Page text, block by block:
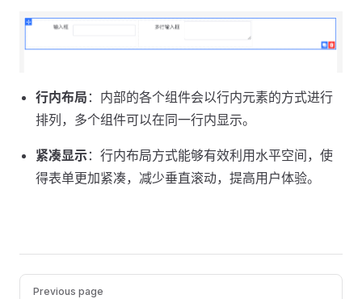
行内布局 ：内部的各个组件会以行内元素的方式进行
排列，多个组件可以在同一行内显示。
紧凑显示：行内布局方式能够有效利用水平空间，使
得表单更加紧凑，减少垂直滚动，提高用户体验。
PagerPrevious page